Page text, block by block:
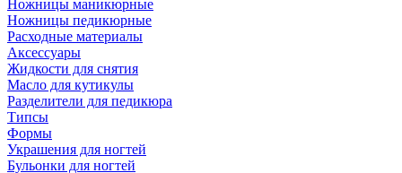
Ножницы маникюрные
Ножницы педикюрные
Расходные материалы
Аксессуары
Жидкости для снятия
Масло для кутикулы
Разделители для педикюра
Типсы
Формы
Украшения для ногтей
Бульонки для ногтей